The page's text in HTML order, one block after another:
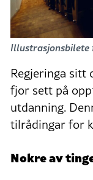
Illustrasjonsbilete
Regjeringa sitt
fjor sett på
utdanning.
tilrådingar for
Nokre av